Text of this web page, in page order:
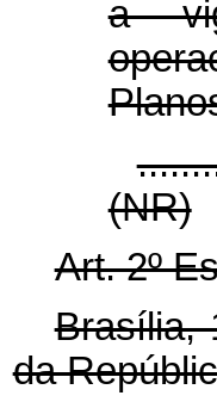
a
(NR)
Art. 2º
Brasília,
da